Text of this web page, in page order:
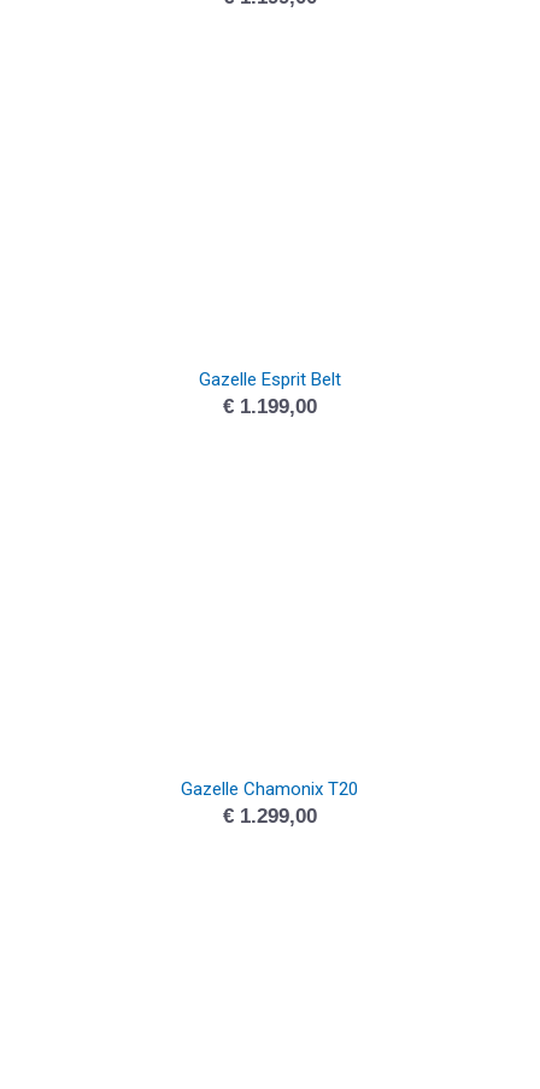
Gazelle Esprit Belt
€1.199,00
Gazelle Chamonix T20
€1.299,00